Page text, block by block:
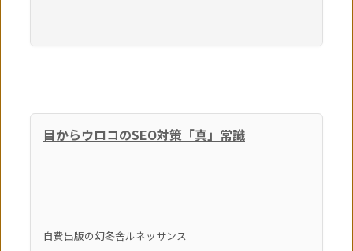
目からウロコのSEO対策「真」常識
自費出版の幻冬舎ルネッサンス